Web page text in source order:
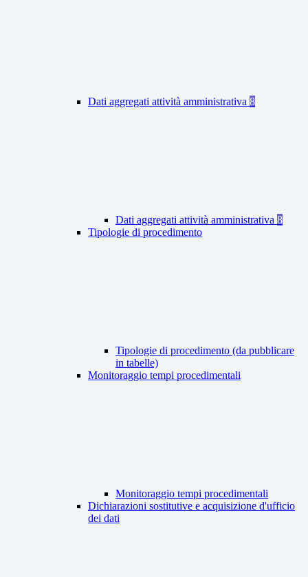
Dati aggregati attività amministrativa 8
Dati aggregati attività amministrativa 8
Tipologie di procedimento
Tipologie di procedimento (da pubblicare
in tabelle)
Monitoraggio tempi procedimentali
Monitoraggio tempi procedimentali
Dichiarazioni sostitutive e acquisizione d'ufficio
dei dati